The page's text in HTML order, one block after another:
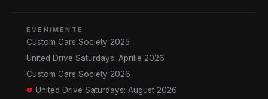
EVENIMENTE
Custom Cars Society 2025
United Drive Saturdays: Aprilie 2026
Custom Cars Society 2026
United Drive Saturdays: August 2026